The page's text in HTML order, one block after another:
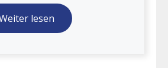
lesen